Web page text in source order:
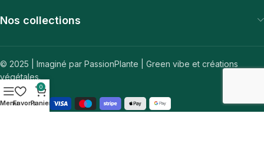
Nos collections
© 2025 | Imaginé par PassionPlante | Green vibe et créations
végétales.
MenuFavoris
0
Panier